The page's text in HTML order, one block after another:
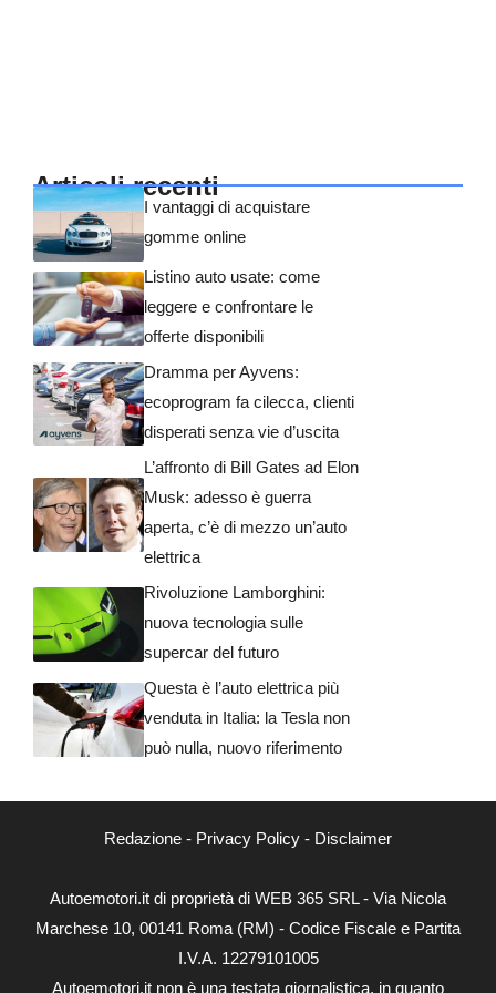
Articoli recenti
I vantaggi di acquistare
gomme online
Listino auto usate: come
leggere e confrontare le
offerte disponibili
Dramma per Ayvens:
ecoprogram fa cilecca, clienti
disperati senza vie d’uscita
L’affronto di Bill Gates ad Elon
Musk: adesso è guerra
aperta, c’è di mezzo un’auto
elettrica
Rivoluzione Lamborghini:
nuova tecnologia sulle
supercar del futuro
Questa è l’auto elettrica più
venduta in Italia: la Tesla non
può nulla, nuovo riferimento
Redazione - Privacy Policy - Disclaimer
Autoemotori.it di proprietà di WEB 365 SRL - Via Nicola
Marchese 10, 00141 Roma (RM) - Codice Fiscale e Partita
I.V.A. 12279101005
Autoemotori.it non è una testata giornalistica, in quanto